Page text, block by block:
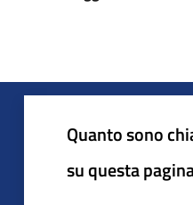
Quanto sono
su questa